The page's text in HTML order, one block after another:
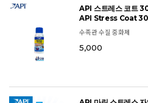
API 스트레스 코트
API Stress Coat
수족관 수질 중화제
5,000